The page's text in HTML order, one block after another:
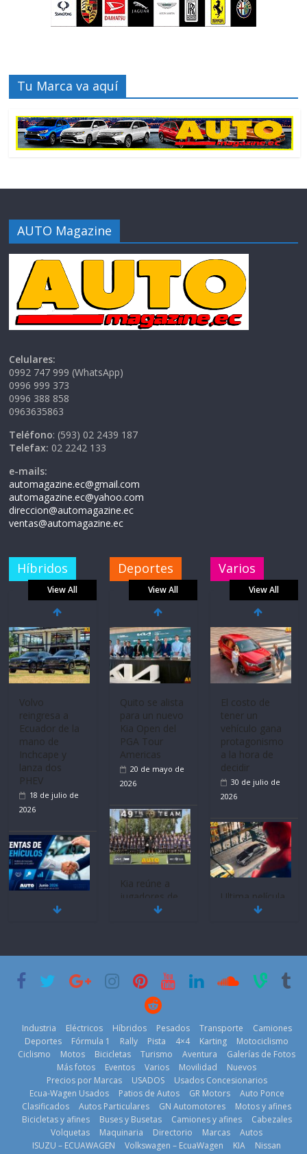
Tu Marca va aquí
AUTO Magazine
Celulares:
0992 747 999 (WhatsApp)
0996 999 373
0996 388 858
0963635863
Teléfono: (593) 02 2439 187
Telefax: 02 2242 133
e-mails:
automagazine.ec@gmail.com
automagazine.ec@yahoo.com
direccion@automagazine.ec
ventas@automagazine.ec
Híbridos
View All
Volvo
reingresa a
Ecuador de la
mano de
Inchcape y
lanza dos
PHEV
18 de julio de
2026
Mercado
historia
11 de julio de
BMW, Toyota,
Bosch y
prueban flota
Deportes
View All
Quito se alista
para un nuevo
Kia Open del
PGA Tour
Americas
20 de mayo de
2026
Kia reúne a
jugadores de
fútbol de todo
2026
La Vuelta al
Ecuador 2026,
edición 47ª,
recorre 7
provincias en 8
días
Varios
View All
El costo de
tener un
vehículo gana
protagonismo
a la hora de
decidir
30 de julio de
2026
Ultima película
‘Spider‑Man:
29 de julio de
¿Qué puede
pasar con tu
vehículo si
permanece
varios días sin
Industria Eléctricos Híbridos Pesados Transporte
Camiones
Deportes
Fórmula 1 Rally Pista 4×4 Karting
Motociclismo
Ciclismo
Motos Bicicletas Turismo Aventura
Galerías de Fotos
Más fotos
Eventos Varios Movilidad
Nuevos
Precios por Marcas
USADOS
Usados Concesionarios
Ecua-Wagen Usados
Patios de Autos GR Motors
Auto Ponce
Clasificados
Autos Particulares GN Automotores
Motos y afines
Bicicletas y afines
Buses y Busetas Camiones y afines
Cabezales
Volquetas
Maquinaria Directorio Marcas
Autos
ISUZU – ECUAWAGEN
Volkswagen – EcuaWagen KIA
Nissan